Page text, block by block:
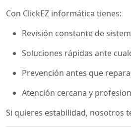
Con ClickEZ informática tienes:
Revisión constante de
Soluciones rápidas ante
Prevención antes que
Atención cercana y
Si quieres estabilidad, nosotros